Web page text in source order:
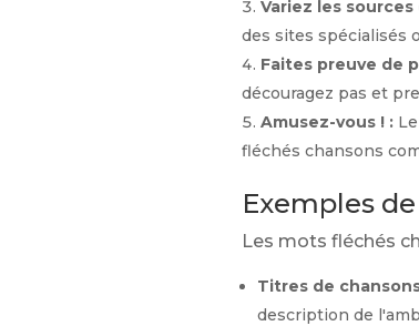
Variez les
des sites spécialisés
Faites preuve de
découragez pas et
Amusez-vous ! :
fléchés chansons
Exemples
Les mots fléchés
Titres de
description de